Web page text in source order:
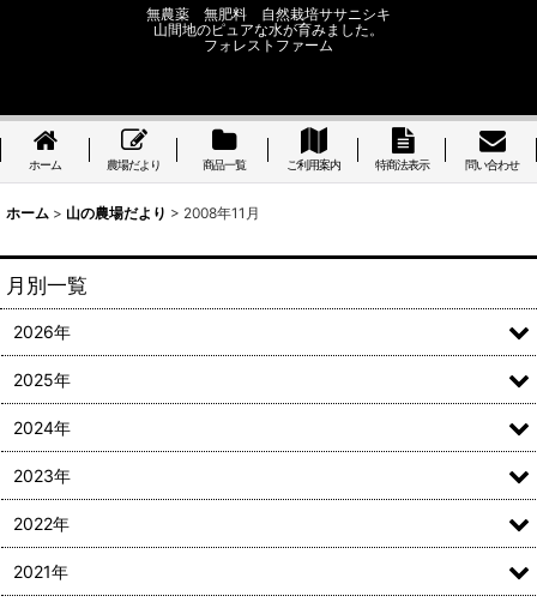
無農薬 無肥料 自然栽培ササニシキ
山間地のピュアな水が育みました。
フォレストファーム
ホーム 農場だより 商品一覧 ご利用案内 特商法表示 問い合わせ
ホーム > 山の農場だより > 2008年11月
月別一覧
2026年
2025年
2024年
2023年
2022年
2021年